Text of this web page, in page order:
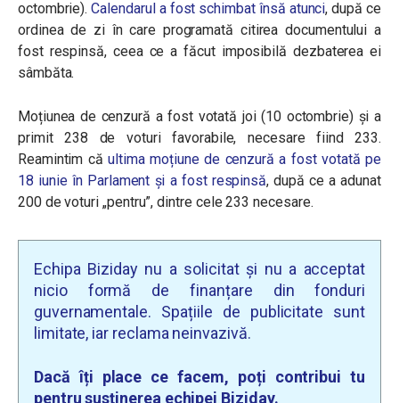
octombrie).Calendarul a fost schimbat însă atunci, după ce
ordinea de zi în care programată citirea documentului a
fost respinsă, ceea ce a făcut imposibilă dezbaterea ei
sâmbăta.
Moțiunea de cenzură a fost votată joi (10 octombrie) și a
primit 238 de voturi favorabile, necesare fiind 233.
Reamintim că ultima moțiune de cenzură a fost votată pe
18 iunie în Parlament și a fost respinsă, după ce a adunat
200 de voturi „pentru”, dintre cele 233 necesare.
Echipa Biziday nu a solicitat și nu a acceptat
nicio formă de finanțare din fonduri
guvernamentale. Spațiile de publicitate sunt
limitate, iar reclama neinvazivă.
Dacă îți place ce facem, poți contribui tu
pentru susținerea echipei Biziday.